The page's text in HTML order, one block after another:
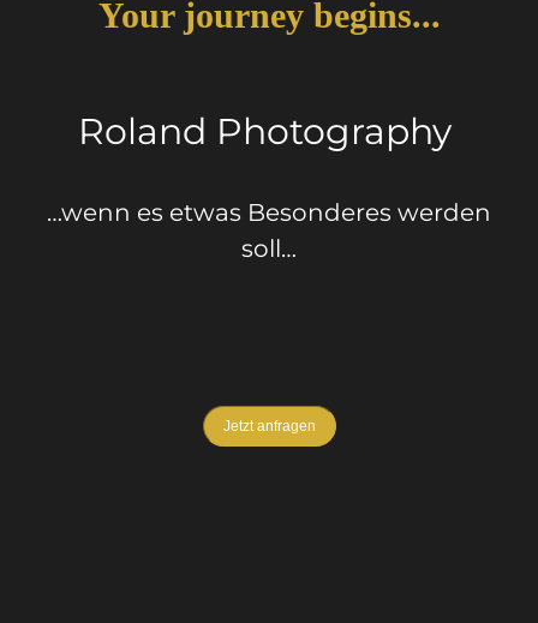
Your journey begins...
Roland Photography
…wenn es etwas Besonderes werden
soll…
Jetzt anfragen